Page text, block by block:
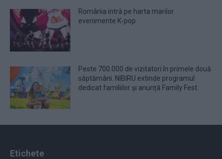
România intră pe harta marilor
evenimente K-pop
Peste 700.000 de vizitatori în primele două
săptămâni. NIBIRU extinde programul
dedicat familiilor și anunță Family Fest.
Etichete